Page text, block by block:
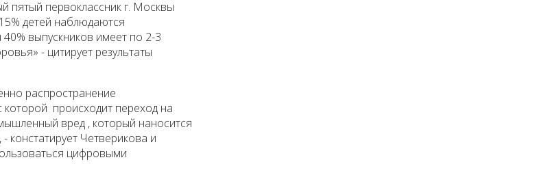
пятый первоклассник г. Москвы
детей наблюдаются
выпускников имеет по 2-3
- цитирует результаты
распространение
которой происходит переход на
вред , который наносится
констатирует Четверикова и
цифровыми